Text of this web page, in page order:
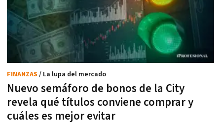
Nuevo semáforo de bonos de la City
revela qué títulos conviene comprar y
cuáles es mejor evitar
FINANZAS / La lupa del mercado